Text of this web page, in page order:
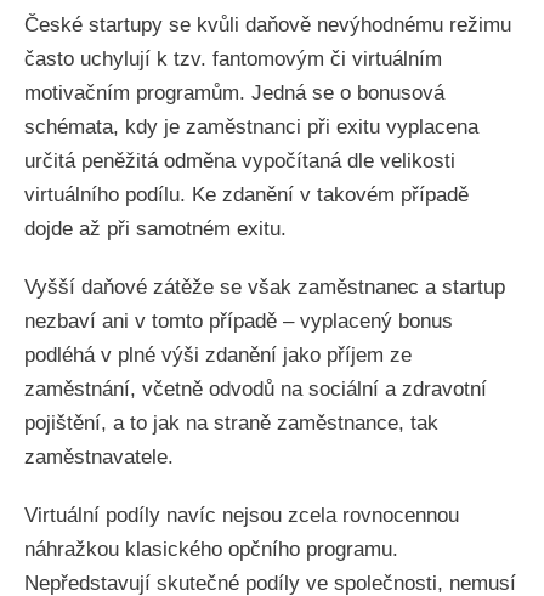
České startupy se kvůli daňově nevýhodnému režimu
často uchylují k tzv. fantomovým či virtuálním
motivačním programům. Jedná se o bonusová
schémata, kdy je zaměstnanci při exitu vyplacena
určitá peněžitá odměna vypočítaná dle velikosti
virtuálního podílu. Ke zdanění v takovém případě
dojde až při samotném exitu.
Vyšší daňové zátěže se však zaměstnanec a startup
nezbaví ani v tomto případě – vyplacený bonus
podléhá v plné výši zdanění jako příjem ze
zaměstnání, včetně odvodů na sociální a zdravotní
pojištění, a to jak na straně zaměstnance, tak
zaměstnavatele.
Virtuální podíly navíc nejsou zcela rovnocennou
náhražkou klasického opčního programu.
Nepředstavují skutečné podíly ve společnosti, nemusí